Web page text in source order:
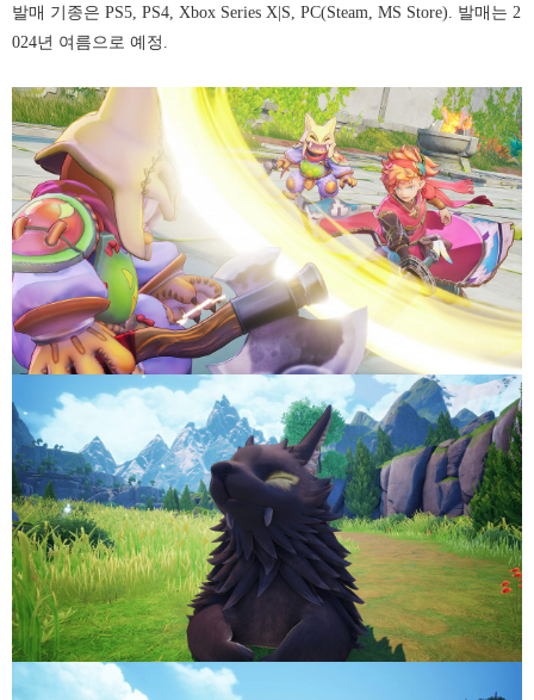
발매 기종은 PS5, PS4, Xbox Series X|S, PC(Steam, MS Store). 발매는 2
024년 여름으로 예정.